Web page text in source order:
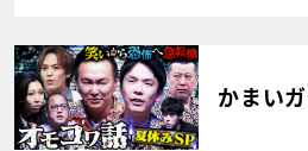
かまい